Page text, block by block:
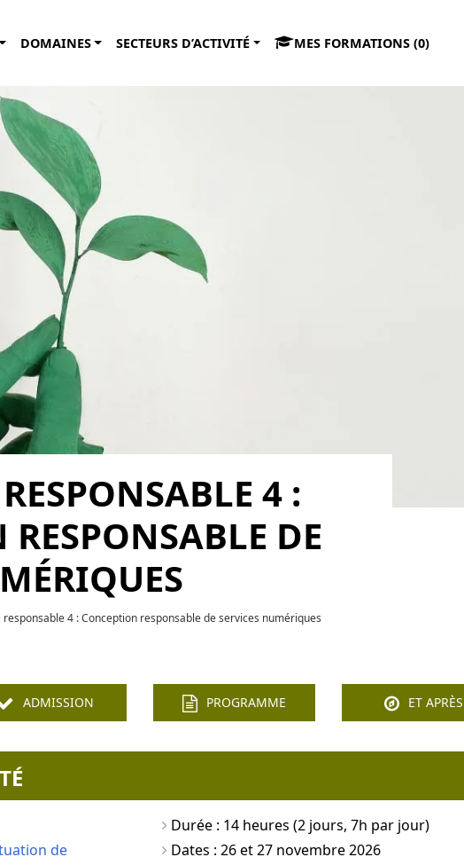
DOMAINES SECTEURS D’ACTIVITÉ MES FORMATIONS (0)
4 :
DE
4 : Conception responsable de services numériques
ADMISSION PROGRAMME ET APRÈS
de
Durée : 14 heures (2 jours, 7h par jour)
Dates : 26 et 27 novembre 2026